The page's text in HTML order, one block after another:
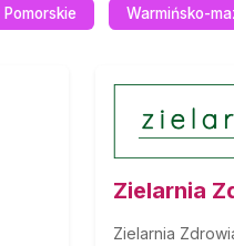
Pomorskie Warmińsko-
Zielarnia
Zielarnia